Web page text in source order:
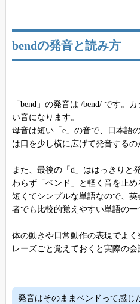
bendの発音と読み方
「bend」の発音は /bend/ です。
い音になります。
母音は短い「e」の音で、日本語
は口を少し横に広げて発音するの
また、最後の「d」ははっきりと
わらず「ベンド」と軽く音を止め
短くてシンプルな単語なので、
者でも比較的覚えやすい単語の一
体の動きや日常動作の表現でよ
レーズごと覚えておくと実際の会
発音はそのままベンドって感じ